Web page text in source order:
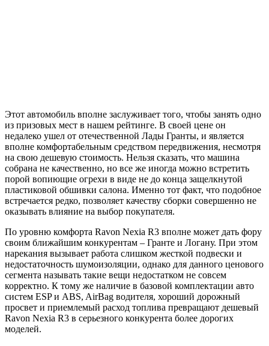
Этот автомобиль вполне заслуживает того, чтобы занять одно
из призовых мест в нашем рейтинге. В своей цене он
недалеко ушел от отечественной Лады Гранты, и является
вполне комфортабельным средством передвижения, несмотря
на свою дешевую стоимость. Нельзя сказать, что машина
собрана не качественно, но все же иногда можно встретить
порой вопиющие огрехи в виде не до конца защелкнутой
пластиковой обшивки салона. Именно тот факт, что подобное
встречается редко, позволяет качеству сборки совершенно не
оказывать влияние на выбор покупателя.
По уровню комфорта Ravon Nexia R3 вполне может дать фору
своим ближайшим конкурентам – Гранте и Логану. При этом
нарекания вызывает работа слишком жесткой подвески и
недостаточность шумоизоляции, однако для данного ценового
сегмента называть такие вещи недостатком не совсем
корректно. К тому же наличие в базовой комплектации авто
систем ESP и ABS, AirBag водителя, хороший дорожный
просвет и приемлемый расход топлива превращают дешевый
Ravon Nexia R3 в серьезного конкурента более дорогих
моделей.